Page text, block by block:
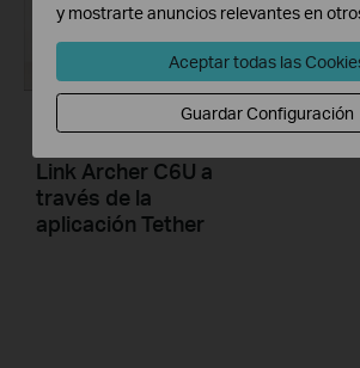
Link Archer C6U a
través de la
aplicación Tether
y mostrarte anuncios relevantes en
Aceptar todas las
Guardar Configuración